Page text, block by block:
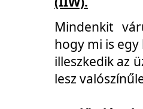
Mindenkit
hogy mi is
illeszkedik az
lesz